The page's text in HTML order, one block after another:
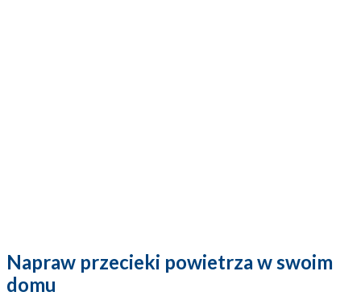
Napraw przecieki powietrza w swoim
domu